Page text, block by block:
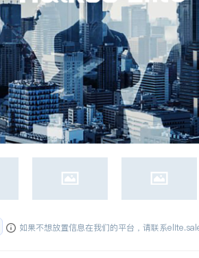
如果不想放置信息在我们的平台，请联系